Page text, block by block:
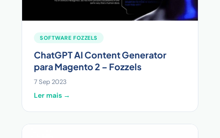
SOFTWARE FOZZELS
ChatGPT AI Content Generator
para Magento 2 – Fozzels
7 Sep 2023
Ler mais →